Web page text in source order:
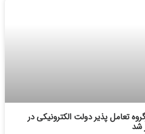
تعامل پذیر دولت الکترونیکی در